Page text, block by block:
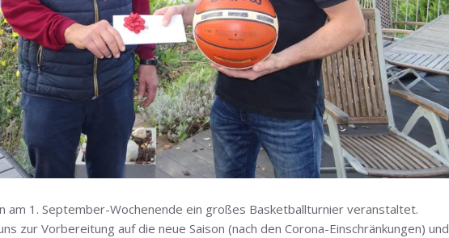
am 1. September-Wochenende ein großes Basketballturnier veranstaltet.
zur Vorbereitung auf die neue Saison (nach den Corona-Einschränkungen) und